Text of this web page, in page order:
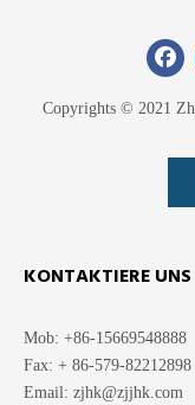
Copyrights © 2021
KONTAKTIERE UNS
Mob: +86-15669548888
Fax: + 86-579-82212898
Email: zjhk@zjjhk.com